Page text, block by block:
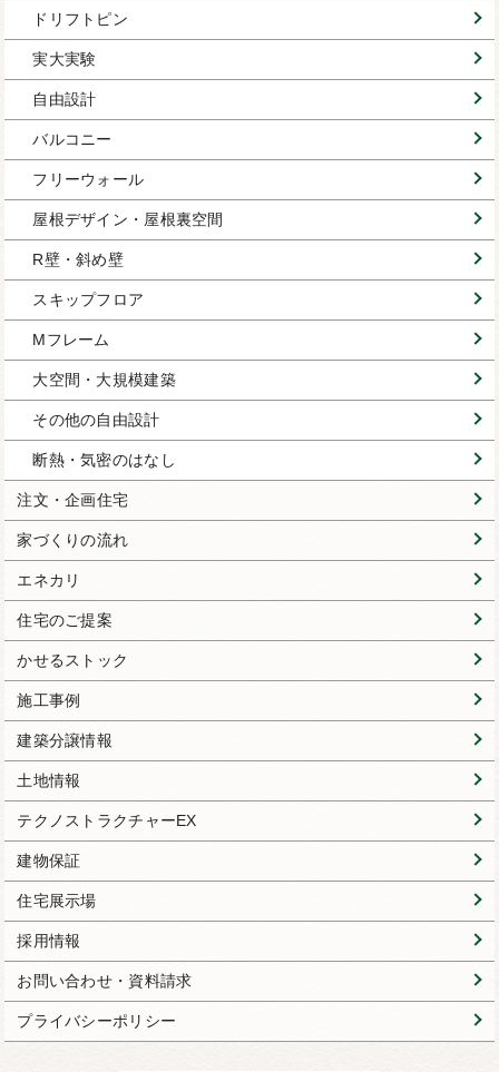
ドリフトピン
実大実験
自由設計
バルコニー
フリーウォール
屋根デザイン・屋根裏空間
R壁・斜め壁
スキップフロア
Mフレーム
大空間・大規模建築
その他の自由設計
断熱・気密のはなし
注文・企画住宅
家づくりの流れ
エネカリ
住宅のご提案
かせるストック
施工事例
建築分譲情報
土地情報
テクノストラクチャーEX
建物保証
住宅展示場
採用情報
お問い合わせ・資料請求
プライバシーポリシー